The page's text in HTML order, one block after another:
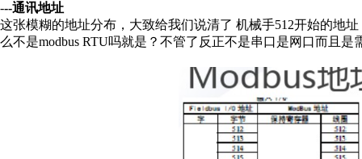
---通讯地址
这张模糊的地址分布，大致给我们说清了 机械手512开始的地
么不是modbus RTU吗就是？不管了反正不是串口是网口而且